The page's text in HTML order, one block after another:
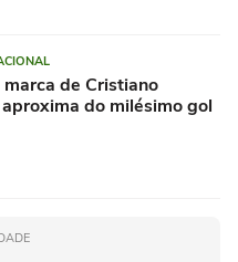
de Cristiano
do milésimo gol